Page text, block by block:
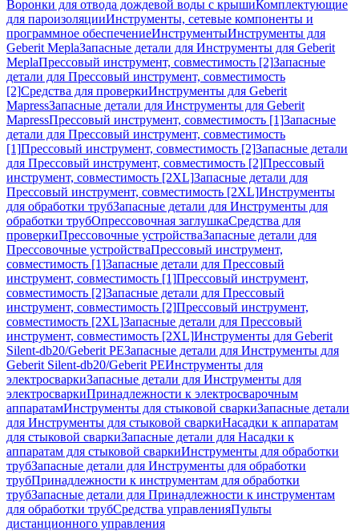
Воронки для отвода дождевой воды с крышиКомплектующие
для пароизоляцииИнструменты, сетевые компоненты и
программное обеспечениеИнструментыИнструменты для
Geberit MeplaЗапасные детали для Инструменты для Geberit
MeplaПрессовый инструмент, совместимость [2]Запасные
детали для Прессовый инструмент, совместимость
[2]Средства для проверкиИнструменты для Geberit
MapressЗапасные детали для Инструменты для Geberit
MapressПрессовый инструмент, совместимость [1]Запасные
детали для Прессовый инструмент, совместимость
[1]Прессовый инструмент, совместимость [2]Запасные детали
для Прессовый инструмент, совместимость [2]Прессовый
инструмент, совместимость [2XL]Запасные детали для
Прессовый инструмент, совместимость [2XL]Инструменты
для обработки трубЗапасные детали для Инструменты для
обработки трубОпрессовочная заглушкаСредства для
проверкиПрессовочные устройстваЗапасные детали для
Прессовочные устройстваПрессовый инструмент,
совместимость [1]Запасные детали для Прессовый
инструмент, совместимость [1]Прессовый инструмент,
совместимость [2]Запасные детали для Прессовый
инструмент, совместимость [2]Прессовый инструмент,
совместимость [2XL]Запасные детали для Прессовый
инструмент, совместимость [2XL]Инструменты для Geberit
Silent-db20/Geberit PEЗапасные детали для Инструменты для
Geberit Silent-db20/Geberit PEИнструменты для
электросваркиЗапасные детали для Инструменты для
электросваркиПринадлежности к электросварочным
аппаратамИнструменты для стыковой сваркиЗапасные детали
для Инструменты для стыковой сваркиНасадки к аппаратам
для стыковой сваркиЗапасные детали для Насадки к
аппаратам для стыковой сваркиИнструменты для обработки
трубЗапасные детали для Инструменты для обработки
трубПринадлежности к инструментам для обработки
трубЗапасные детали для Принадлежности к инструментам
для обработки трубСредства управленияПульты
дистанционного управления